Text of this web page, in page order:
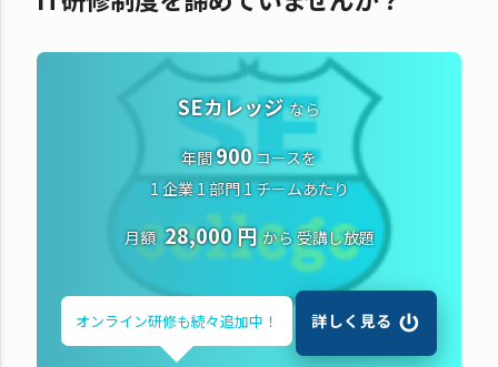
SEカレッジ なら
年間900コースを
1 企業 1 部門 1 チームあたり
月額 28,000 円 から受講し放題
オンライン研修も続々追加中！ 詳しく見る